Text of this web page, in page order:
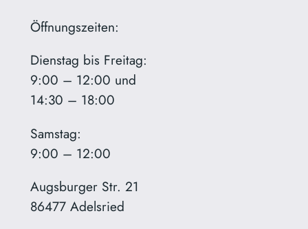
Öffnungszeiten:
Dienstag bis Freitag:
9:00 – 12:00 und
14:30 – 18:00
Samstag:
9:00 – 12:00
Augsburger Str. 21
86477 Adelsried